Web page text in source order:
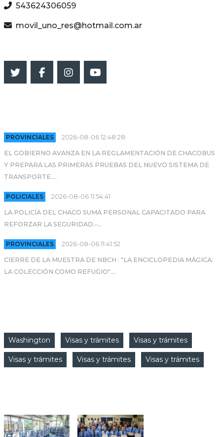
543624306059
movil_uno_res@hotmail.com.ar
PROVINCIALES 2026-08-06 12:48:28
EL GOBIERNO AVANZA EN LA REGLAMENTACIÓN DE CHACOBUS
Y PREPARA LAS PRIMERAS PRUEBAS DEL NUEVO SISTEMA DE
TRANSPORTE....
POLICIALES 2026-08-06 11:54:41
LA POLICÍA DEL CHACO SUMA PERSONAL CAPACITADO PARA
REFORZAR LA SEGURIDAD.-...
PROVINCIALES 2026-08-06 11:41:52
CIERRE DE LA MUESTRA DE NBCH : "LA ENCICLOPEDIA MÁGICA:
LA COLECCIÓN COMO REFUGIO"....
Washington Visas y trámites Visas y trámites
Visas y trámites Visas y trámites Visas y trámites